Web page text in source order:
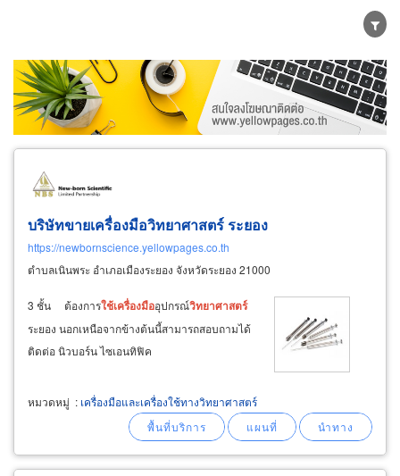
ขายส่ง ขายปลีก ผู้ผลิต
ตัวแทนจัดจำหน่าย
ผู้ส่งออก/นำเข้า
ธุรกิจบริการ
บริษัทขายเครื่องมือวิทยาศาสตร์ ระยอง
https://newbornscience.yellowpages.co.th
ตำบลเนินพระ อำเภอเมืองระยอง จังหวัดระยอง 21000
3 ชั้น ต้องการใช้เครื่องมืออุปกรณ์วิทยาศาสตร์
ระยอง นอกเหนือจากข้างต้นนี้สามารถสอบถามได้
ติดต่อ นิวบอร์น ไซเอนทิฟิค
หมวดหมู่ : เครื่องมือและเครื่องใช้ทางวิทยาศาสตร์